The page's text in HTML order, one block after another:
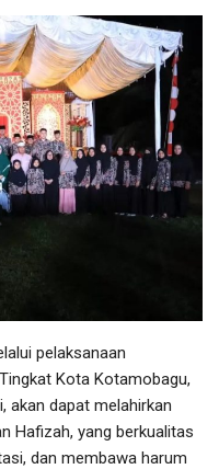
pelaksanaan
Kota Kotamobagu,
akan dapat melahirkan
Hafizah, yang berkualitas
dan membawa harum